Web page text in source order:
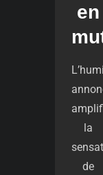
en
la
de